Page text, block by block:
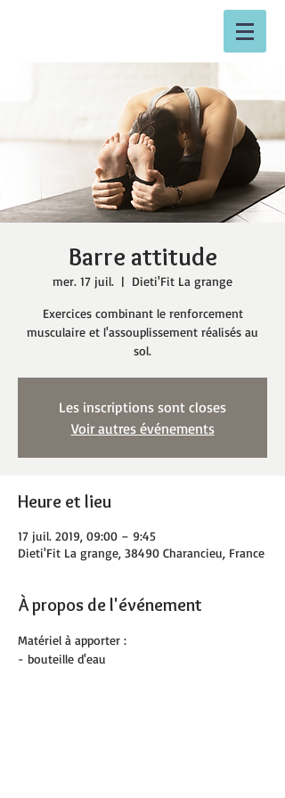
Barre attitude
mer. 17 juil.
  |
Dieti'Fit La grange
Exercices combinant le renforcement
musculaire et l'assouplissement réalisés au
sol.
Les inscriptions sont closes
Voir autres événements
Heure et lieu
17 juil. 2019, 09:00 – 9:45
Dieti'Fit La grange, 38490 Charancieu, France
À propos de l'événement
Matériel à apporter :
- bouteille d'eau